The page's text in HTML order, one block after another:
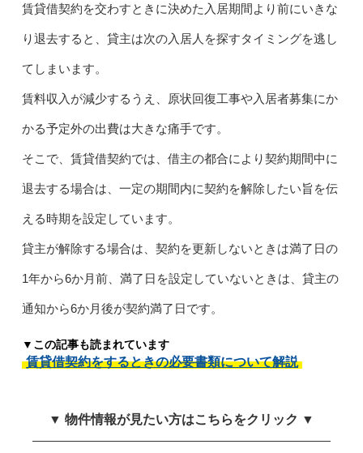
賃貸借契約を交わすときに決めた入居期間より前にいきな
り退去すると、貸主は次の入居人を探すタイミングを逃し
てしまいます。
賃料収入が減少するうえ、原状回復工事や入居者募集にか
かる予定外の出費は大きな痛手です。
そこで、賃貸借契約では、借主の都合により契約期間中に
退去する場合は、一定の期間内に契約を解除したい旨を伝
える時期を設定しています。
貸主が解除する場合は、契約を更新しないときは満了日の
1年から6か月前、満了日を設定していないときは、貸主の
通知から6か月後が契約満了日です。
▼この記事も読まれています
賃貸借契約をするときの必要書類について解説
▼ 物件情報が見たい方はこちらをクリック ▼